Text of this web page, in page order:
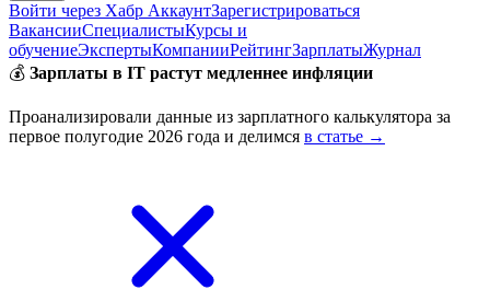
Войти через Хабр АккаунтЗарегистрироваться
ВакансииСпециалистыКурсы и
обучениеЭкспертыКомпанииРейтингЗарплатыЖурнал
💰 Зарплаты в IT растут медленнее инфляции
Проанализировали данные из зарплатного калькулятора за
первое полугодие 2026 года и делимся в статье →